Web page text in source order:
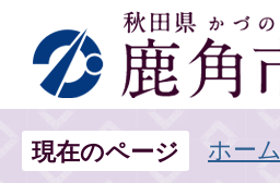
現在のページ ホーム